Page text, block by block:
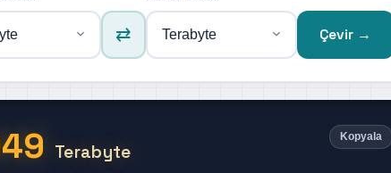
⇄ Çevir →
Kopyala
Terabyte